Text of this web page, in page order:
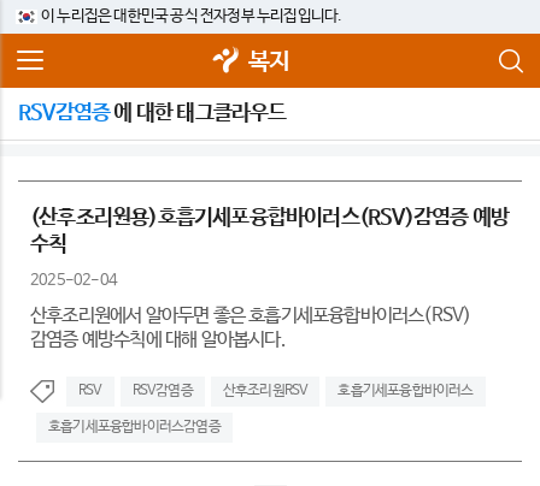
이 누리집은 대한민국 공식 전자정부 누리집입니다.
복지
RSV감염증에 대한 태그클라우드
(산후조리원용)호흡기세포융합바이러스(RSV)감염증 예방
수칙
2025-02-04
산후조리원에서 알아두면 좋은 호흡기세포융합바이러스(RSV)
감염증 예방수칙에 대해 알아봅시다.
RSV RSV감염증 산후조리원RSV 호흡기세포융합바이러스
호흡기세포융합바이러스감염증